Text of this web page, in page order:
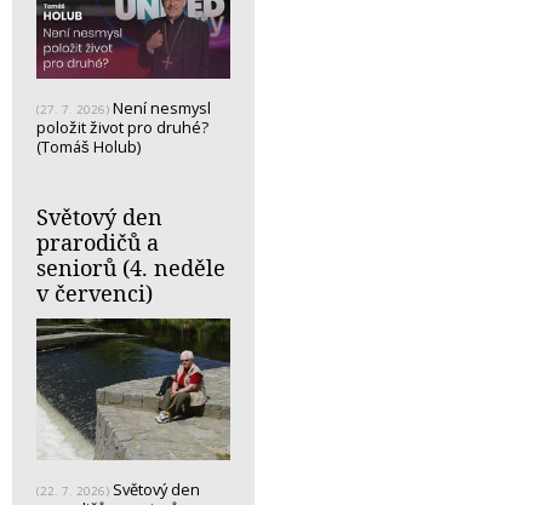
(27. 7. 2026) Není nesmysl
položit život pro druhé?
(Tomáš Holub)
Světový den
prarodičů a
seniorů (4. neděle
v červenci)
(22. 7. 2026) Světový den